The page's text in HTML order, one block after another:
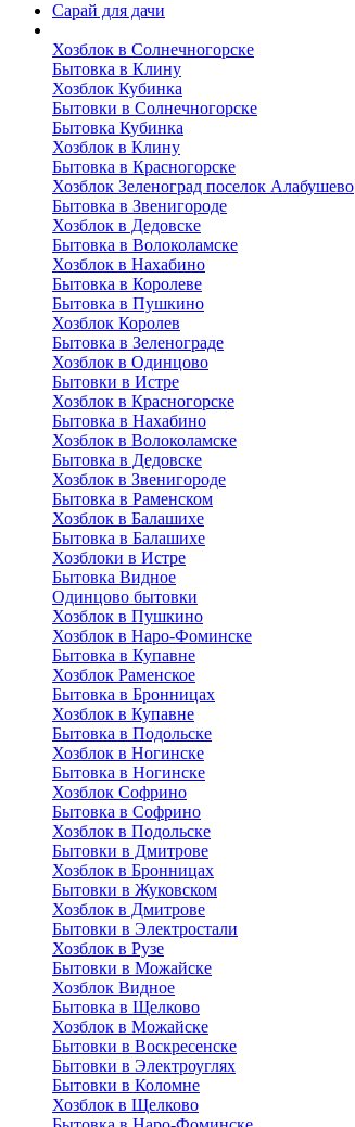
Сарай для дачи
Хозблок в Солнечногорске
Бытовка в Клину
Хозблок Кубинка
Бытовки в Солнечногорске
Бытовка Кубинка
Хозблок в Клину
Бытовка в Красногорске
Хозблок Зеленоград поселок Алабушево
Бытовка в Звенигороде
Хозблок в Дедовске
Бытовка в Волоколамске
Хозблок в Нахабино
Бытовка в Королеве
Бытовкa в Пушкино
Хозблок Королев
Бытовка в Зеленограде
Хозблок в Одинцово
Бытовки в Истре
Хозблок в Красногорске
Бытовка в Нахабино
Хозблок в Волоколамске
Бытовкa в Дедовске
Хозблок в Звенигороде
Бытовка в Раменском
Хозблок в Балашихе
Бытовкa в Балашихе
Хозблоки в Истре
Бытовка Видное
Одинцово бытовки
Хозблок в Пушкино
Хозблок в Наро-Фоминске
Бытовка в Купавне
Хозблок Раменское
Бытовка в Бронницах
Хозблок в Купавне
Бытовка в Подольске
Хозблок в Ногинске
Бытовка в Ногинске
Хозблок Софрино
Бытовка в Софрино
Хозблок в Подольске
Бытовки в Дмитрове
Хозблок в Бронницах
Бытовки в Жуковском
Хозблок в Дмитрове
Бытовки в Электростали
Хозблок в Рузе
Бытовки в Можайске
Хозблок Видное
Бытовкa в Щелково
Хозблок в Можайске
Бытовки в Воскресенске
Бытовки в Электроуглях
Бытовки в Коломне
Хозблок в Щелково